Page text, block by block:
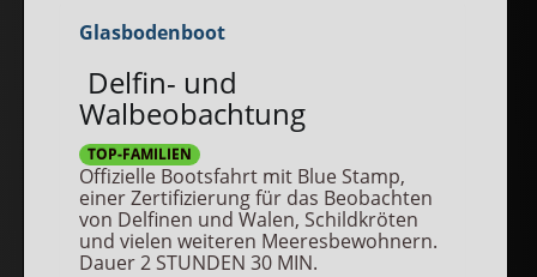
Glasbodenboot
Delfin- und
Walbeobachtung
TOP-FAMILIEN
Offizielle Bootsfahrt mit Blue Stamp,
einer Zertifizierung für das Beobachten
von Delfinen und Walen, Schildkröten
und vielen weiteren Meeresbewohnern.
Dauer 2 STUNDEN 30 MIN.